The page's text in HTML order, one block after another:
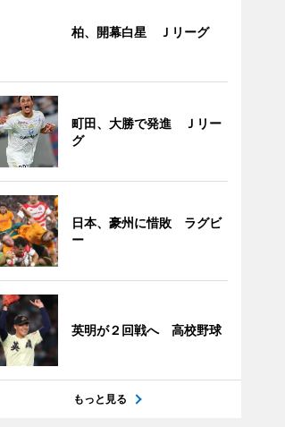
柏、開幕白星 Ｊリーグ
町田、大勝で発進 Ｊリー
グ
日本、豪州に惜敗 ラグビ
ー
英明が２回戦へ 高校野球
もっと見る